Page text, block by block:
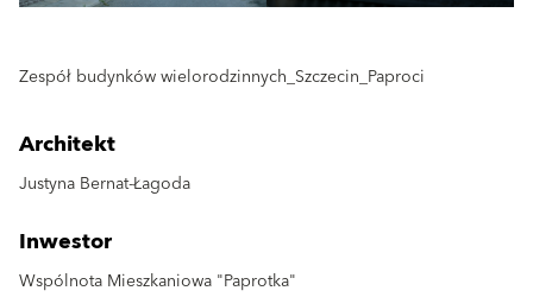
Zespół budynków wielorodzinnych_Szczecin_Paproci
Architekt
Justyna Bernat-Łagoda
Inwestor
Wspólnota Mieszkaniowa "Paprotka"